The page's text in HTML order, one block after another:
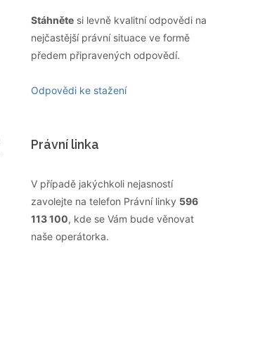
Stáhněte si levně kvalitní odpovědi na
nejčastější právní situace ve formě
předem připravených odpovědí.
Odpovědi ke stažení
Právní linka
V případě jakýchkoli nejasností
zavolejte na telefon Právní linky 596
113 100, kde se Vám bude věnovat
naše operátorka.